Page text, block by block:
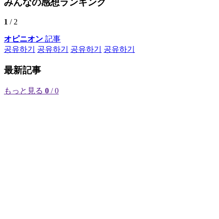
1 / 2
オピニオン 記事
공유하기
공유하기 공유하기 공유하기
最新記事
もっと見る 0 / 0